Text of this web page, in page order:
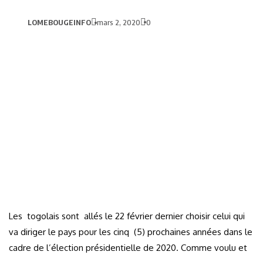
LOMEBOUGEINFO mars 2, 2020 0
Les togolais sont allés le 22 février dernier choisir celui qui
va diriger le pays pour les cinq (5) prochaines années dans le
cadre de l’élection présidentielle de 2020. Comme voulu et